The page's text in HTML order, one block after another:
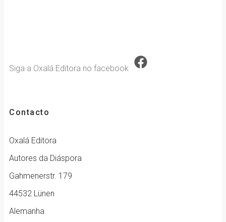
Siga a Oxalá Editora no facebook
Contacto
Oxalá Editora
Autores da Diáspora
Gahmenerstr. 179
44532 Lünen
Alemanha